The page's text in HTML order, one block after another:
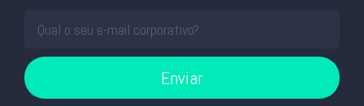
Enviar